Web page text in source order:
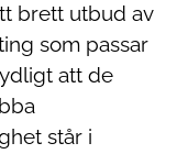
brett utbud av
som passar
att de
står i